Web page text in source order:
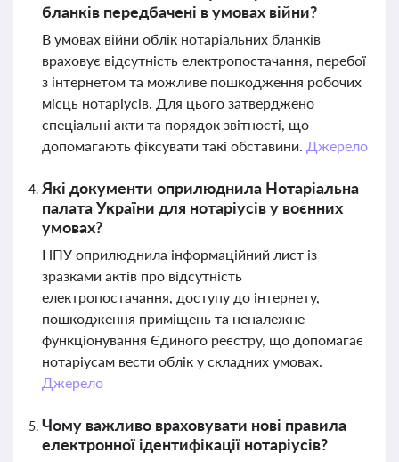
бланків передбачені в умовах війни?
В умовах війни облік нотаріальних бланків
враховує відсутність електропостачання, перебої
з інтернетом та можливе пошкодження робочих
місць нотаріусів. Для цього затверджено
спеціальні акти та порядок звітності, що
допомагають фіксувати такі обставини. Джерело
Які документи оприлюднила Нотаріальна
палата України для нотаріусів у воєнних
умовах?
НПУ оприлюднила інформаційний лист із
зразками актів про відсутність
електропостачання, доступу до інтернету,
пошкодження приміщень та неналежне
функціонування Єдиного реєстру, що допомагає
нотаріусам вести облік у складних умовах.
Джерело
Чому важливо враховувати нові правила
електронної ідентифікації нотаріусів?